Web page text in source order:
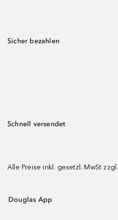
Sicher bezahlen
Schnell versendet
Alle Preise inkl. gesetzl. MwSt zzgl.
Douglas App